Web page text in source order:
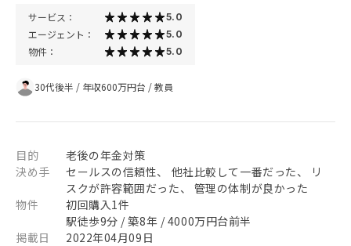
サービス： 5.0
エージェント： 5.0
物件： 5.0
30代後半 / 年収600万円台 /教員
目的
老後の年金対策
決め手
セールスの信頼性、 他社比較して一番だった、 リ
スクが許容範囲だった、 管理の体制が良かった
物件
初回購入1件
駅徒歩9分 / 築8年 / 4000万円台前半
掲載日
2022年04月09日